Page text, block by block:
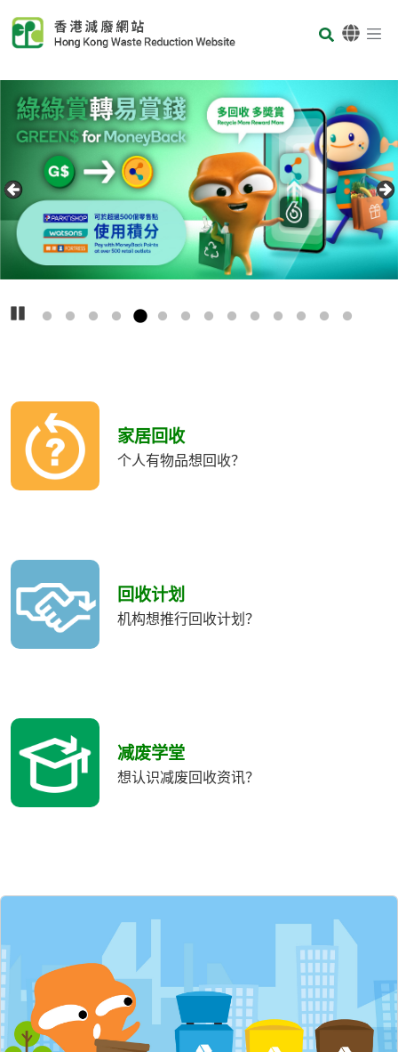
Body
首页
播放
Carousel Item
收
類
別
家居回收
个人有物品想回收？
回收计划
机构想推行回收计划？
减废学堂
想认识减废回收资讯？
門
目